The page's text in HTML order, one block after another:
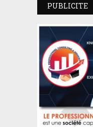
PUBLICITE